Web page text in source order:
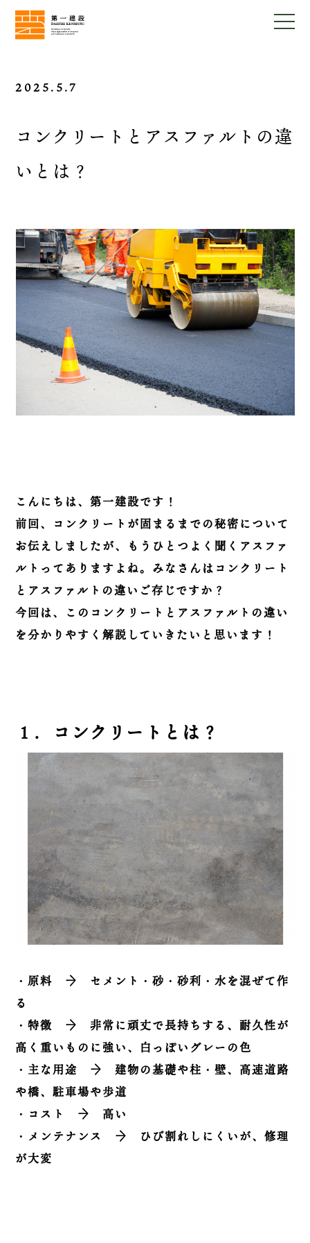
2025.5.7
コンクリートとアスファルトの違
いとは？
こんにちは、第一建設です！
前回、コンクリートが固まるまでの秘密について
お伝えしましたが、もうひとつよく聞くアスファ
ルトってありますよね。みなさんはコンクリート
とアスファルトの違いご存じですか？
今回は、このコンクリートとアスファルトの違い
を分かりやすく解説していきたいと思います！
１．コンクリートとは？
・原料 → セメント・砂・砂利・水を混ぜて作
る
・特徴 → 非常に頑丈で長持ちする、耐久性が
高く重いものに強い、白っぽいグレーの色
・主な用途 → 建物の基礎や柱・壁、高速道路
や橋、駐車場や歩道
・コスト → 高い
・メンテナンス → ひび割れしにくいが、修理
が大変